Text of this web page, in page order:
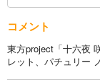
コメント
東方project「十六夜
レット、パチュリー